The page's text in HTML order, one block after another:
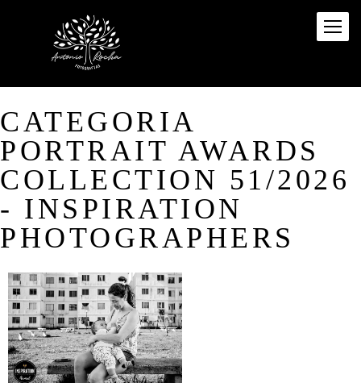
CATEGORIA
PORTRAIT AWARDS
COLLECTION 51/2026
- INSPIRATION
PHOTOGRAPHERS